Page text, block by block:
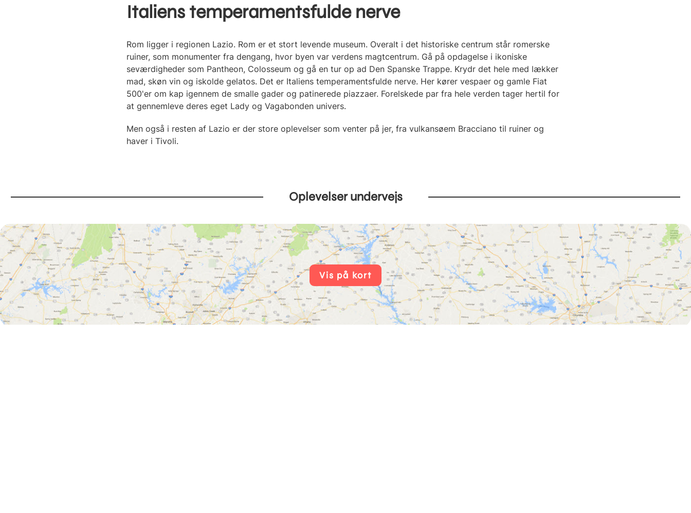
Italiens temperamentsfulde nerve
Rom ligger i regionen Lazio. Rom er et stort levende museum. Overalt i det historiske centrum står romerske
ruiner, som monumenter fra dengang, hvor byen var verdens magtcentrum. Gå på opdagelse i ikoniske
seværdigheder som Pantheon, Colosseum og gå en tur op ad Den Spanske Trappe. Krydr det hele med lækker
mad, skøn vin og iskolde gelatos. Det er Italiens temperamentsfulde nerve. Her kører vespaer og gamle Fiat
500'er om kap igennem de smalle gader og patinerede piazzaer. Forelskede par fra hele verden tager hertil for
at gennemleve deres eget Lady og Vagabonden univers.
Men også i resten af Lazio er der store oplevelser som venter på jer, fra vulkansøem Bracciano til ruiner og
haver i Tivoli.
Oplevelser undervejs
Vis på kort